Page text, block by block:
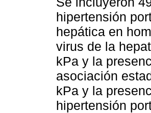
hipertensión
hepática en
virus de la
kPa y la
asociación
kPa y la
hipertensión